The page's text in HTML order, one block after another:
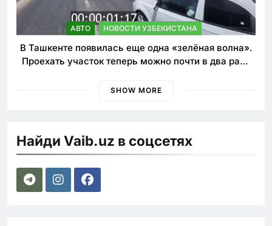
АВТО НОВОСТИ УЗБЕКИСТАНА
В Ташкенте появилась еще одна «зелёная волна».
Проехать участок теперь можно почти в два раза
SHOW MORE
Найди Vaib.uz в соцсетях